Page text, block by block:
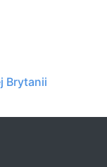
Brytanii